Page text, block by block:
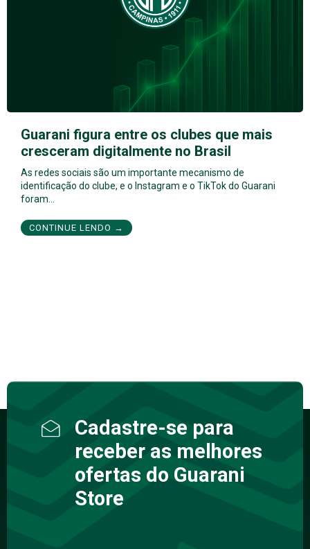
Guarani figura entre os clubes que mais
cresceram digitalmente no Brasil
As redes sociais são um importante mecanismo de
identificação do clube, e o Instagram e o TikTok do Guarani
foram…
CONTINUE LENDO →
Cadastre-se para
receber as melhores
ofertas do Guarani
Store